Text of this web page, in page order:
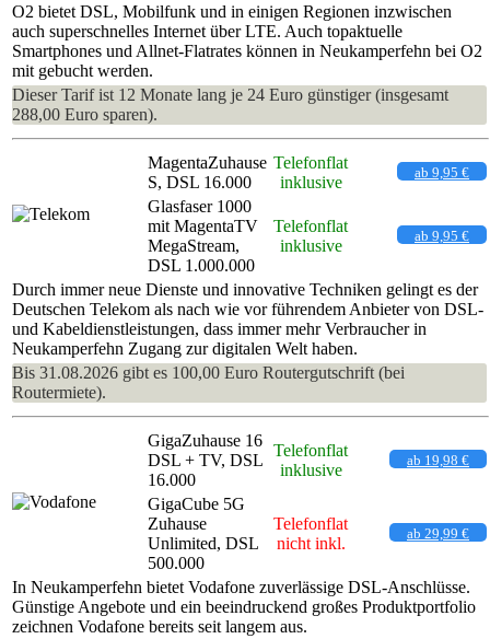
O2 bietet DSL, Mobilfunk und in einigen Regionen inzwischen
auch superschnelles Internet über LTE. Auch topaktuelle
Smartphones und Allnet-Flatrates können in Neukamperfehn bei O2
mit gebucht werden.
Dieser Tarif ist 12 Monate lang je 24 Euro günstiger (insgesamt
288,00 Euro sparen).
MagentaZuhause
S, DSL 16.000
Telefonflat
inklusive
ab 9,95 €
Glasfaser 1000
mit MagentaTV
MegaStream,
DSL 1.000.000
Telefonflat
inklusive
ab 9,95 €
Durch immer neue Dienste und innovative Techniken gelingt es der
Deutschen Telekom als nach wie vor führendem Anbieter von DSL-
und Kabeldienstleistungen, dass immer mehr Verbraucher in
Neukamperfehn Zugang zur digitalen Welt haben.
Bis 31.08.2026 gibt es 100,00 Euro Routergutschrift (bei
Routermiete).
GigaZuhause 16
DSL + TV, DSL
16.000
Telefonflat
inklusive
ab 19,98 €
GigaCube 5G
Zuhause
Unlimited, DSL
500.000
Telefonflat
nicht inkl.
ab 29,99 €
In Neukamperfehn bietet Vodafone zuverlässige DSL-Anschlüsse.
Günstige Angebote und ein beeindruckend großes Produktportfolio
zeichnen Vodafone bereits seit langem aus.